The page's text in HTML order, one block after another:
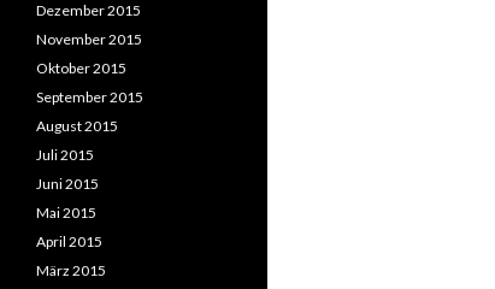
Dezember 2015
November 2015
Oktober 2015
September 2015
August 2015
Juli 2015
Juni 2015
Mai 2015
April 2015
März 2015